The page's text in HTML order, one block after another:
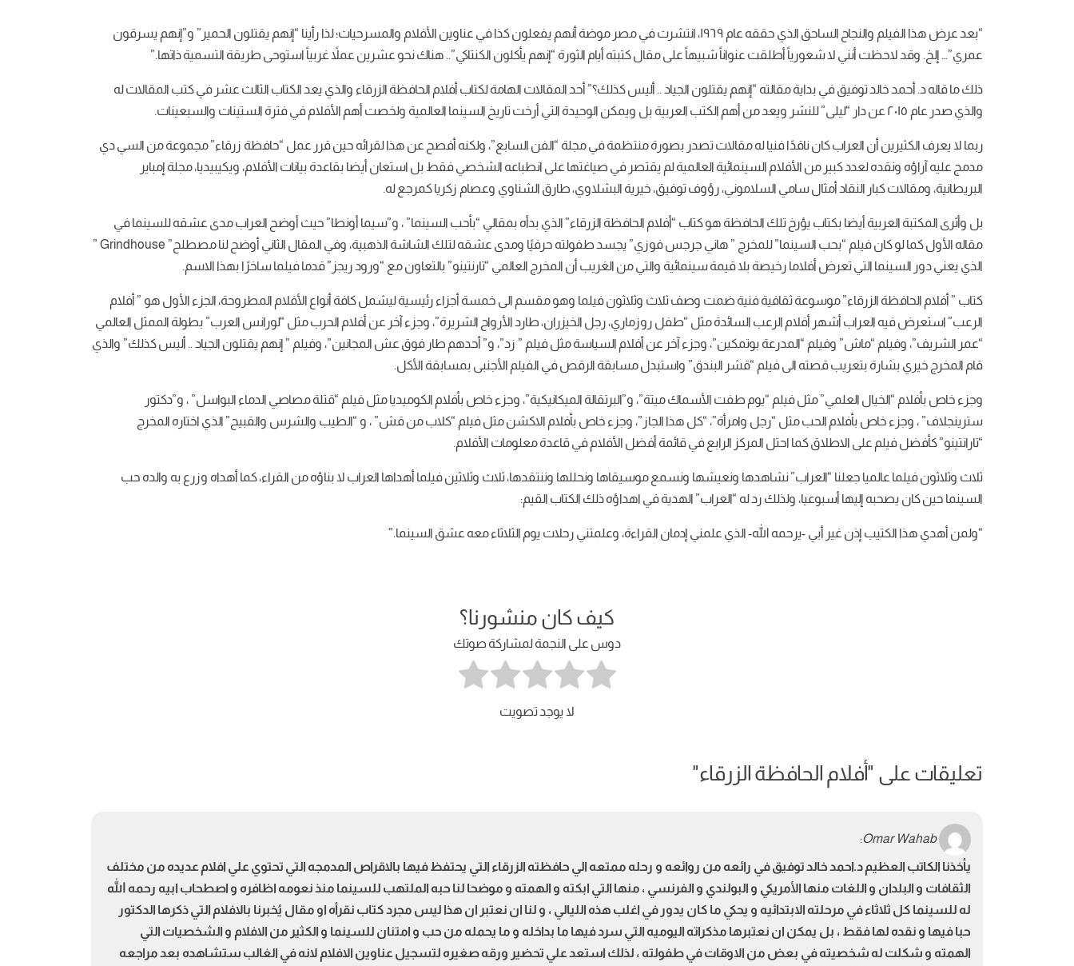
“بعد عرض هذا الفيلم والنجاح الساحق الذي حققه عام ١٩٦٩، انتشرت في مصر موضة أنهم يفعلون كذا في عناوين الأفلام والمسرحيات؛ لذا رأينا “إنهم يقتلون الحمير” و”إنهم يسرقون
عمري”… إلخ. وقد لاحظت أنني لا شعورياً أطلقت عنواناً شبيهاً على مقال كتبته أيام الثورة “إنهم يأكلون الكنتاكي”.. هناك نحو عشرين عملاً غربياً استوحى طريقة التسمية ذاتها.”
ذلك ما قاله د. أحمد خالد توفيق في بداية مقالته “إنهم يقتلون الجياد .. أليس كذلك؟” أحد المقالات الهامة لكتاب أفلام الحافظة الزرقاء والذي يعد الكتاب الثالث عشر في كتب المقالات له
والذي صدر عام ٢٠١٥ عن دار “ليلى” للنشر ويعد من أهم الكتب العربية بل ويمكن الوحيدة التي أرخت تاريخ السينما العالمية ولخصت أهم الأفلام في فترة الستينات والسبعينات.
ربما لا يعرف الكثيرين أن العراب كان ناقدًا فنيا له مقالات تصدر بصورة منتظمة في مجلة “الفن السابع”، ولكنه أفصح عن هذا لقرائه حين قرر عمل “حافظة زرقاء” مجموعة من السي دي
مدمج عليه آراؤه ونقده لعدد كبير من الأفلام السينمائية العالمية لم يقتصر في صياغتها على انطباعه الشخصي فقط بل استعان أيضا بقاعدة بيانات الأفلام، ويكيبيديا، مجلة إمباير
البريطانية، ومقالات كبار النقاد أمثال سامي السلاموني، رؤوف توفيق، خيرية البشلاوي، طارق الشناوي وعصام زكريا كمرجع له.
بل وأثرى المكتبة العربية أيضا بكتاب يؤرخ تلك الحافظة هو كتاب “أفلام الحافظة الزرقاء” الذي بدأه بمقالي “بأحب السينما” ، و”سيما أونطا” حيث أوضح العراب مدى عشقه للسينما في
مقاله الأول كما لو كان فيلم “بحب السينما” للمخرج ” هاني جرجس فوزي” يجسد طفولته حرفيًا ومدى عشقه لتلك الشاشة الذهبية، وفي المقال الثاني أوضح لنا مصطلح” Grindhouse ”
الذي يعني دور السينما التي تعرض أفلاما رخيصة بلا قيمة سينمائية والتي من الغريب أن المخرج العالمي “تارنتينو” بالتعاون مع “ورود ريجز” قدما فيلما ساخرًا بهذا الاسم.
كتاب ” أفلام الحافظة الزرقاء” موسوعة ثقافية فنية ضمت وصف ثلاث وثلاثون فيلما وهو مقسم الى خمسة أجزاء رئيسية ليشمل كافة أنواع الأفلام المطروحة، الجزء الأول هو ” أفلام
الرعب” استعرض فيه العراب أشهر أفلام الرعب السائدة مثل “طفل روزماري، رجل الخيزران، طارد الأرواح الشريرة”، وجزء آخر عن أفلام الحرب مثل “لورانس العرب” بطولة الممثل العالمي
“عمر الشريف”، وفيلم “ماش” وفيلم “المدرعة بوتمكين”، وجزء آخر عن أفلام السياسة مثل فيلم ” زد”، و” أحدهم طار فوق عش المجانين”، وفيلم ” إنهم يقتلون الجياد .. أليس كذلك” والذي
قام المخرج خيري بشارة بتعريب قصته الى فيلم “قشر البندق” واستبدل مسابقة الرقص في الفيلم الأجنبى بمسابقة الأكل.
وجزء خاص بأفلام “الخيال العلمي” مثل فيلم “يوم طفت الأسماك ميتة”، و”البرتقالة الميكانيكية”، وجزء خاص بأفلام الكوميديا مثل فيلم “قتلة مصاصي الدماء البواسل” ، و”دكتور
سترينجلاف” ، وجزء خاص بأفلام الحب مثل “رجل وامرأة”، “كل هذا الجاز”، وجزء خاص بأفلام الاكشن مثل فيلم “كلاب من قش” ، و “الطيب والشرس والقبيح” الذي اختاره المخرج
“تارانتينو” كأفضل فيلم على الاطلاق كما احتل المركز الرابع في قائمة أفضل الأفلام في قاعدة معلومات الأفلام.
ثلاث وثلاثون فيلما عالميا جعلنا “العراب” نشاهدها ونعيشها ونسمع موسيقاها ونحللها وننتقدها، ثلاث وثلاثين فيلما أهداها العراب لا بناؤه من القراء، كما أهداه وزرع به والده حب
السينما حين كان يصحبه إليها أسبوعيا، ولذلك رد له “العراب” الهدية في اهداؤه ذلك الكتاب القيم:
“ولمن أهدي هذا الكتيب إذن غير أبي -يرحمه الله- الذي علمني إدمان القراءة، وعلمتني رحلات يوم الثلاثاء معه عشق السينما.”
كيف كان منشورنا؟
دوس على النجمة لمشاركة صوتك
لا يوجد تصويت
تعليقات على "أفلام الحافظة الزرقاء"
Omar Wahab
:
يأخذنا الكاتب العظيم د.احمد خالد توفيق في رائعه من روائعه و رحله ممتعه الي حافظته الزرقاء التي يحتفظ فيها بالاقراص المدمجه التي تحتوي علي افلام عديده من مختلف
الثقافات و البلدان و اللغات منها الأمريكي و البولندي و الفرنسي ، منها التي ابكته و الهمته و موضحا لنا حبه الملتهب للسينما منذ نعومه اظافره و اصطحاب ابيه رحمه الله
له للسينما كل ثلاثاء في مرحلته الابتدائيه و يحكي ما كان يدور في اغلب هذه الليالي ، و لنا ان نعتبر ان هذا ليس مجرد كتاب نقرأه او مقال يُخبرنا بالافلام التي ذكرها الدكتور
حبا فيها و نقده لها فقط ، بل يمكن ان نعتبرها مذكراته اليوميه التي سرد فيها ما بداخله و ما يحمله من حب و امتنان للسينما و الكثير من الافلام و الشخصيات التي
الهمته و شكلت له شخصيته في بعض من الاوقات في طفولته ، لذلك استعد علي تحضير ورقه صغيره لتسجيل عناوين الافلام لانه في الغالب ستشاهده بعد مراجعه